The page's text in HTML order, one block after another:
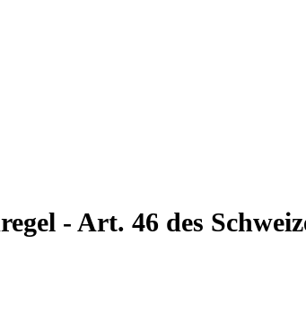
- Art. 46 des